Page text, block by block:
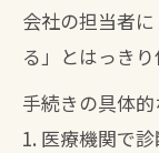
保険
安
最新の交
八幡
会社の担当者
る」とはっきり
手続きの具体的
1. 医療機関で